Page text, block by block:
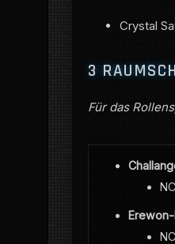
Crystal
3
Für das